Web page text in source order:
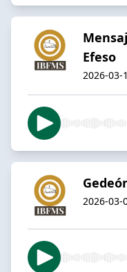
Efeso
2026-03-
2026-03-